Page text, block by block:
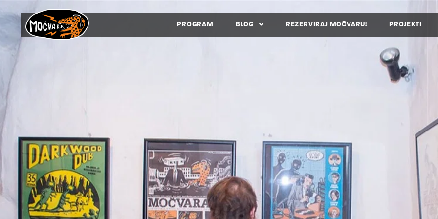
PROGRAM BLOG REZERVIRAJ MOČVARU! PROJEKTI